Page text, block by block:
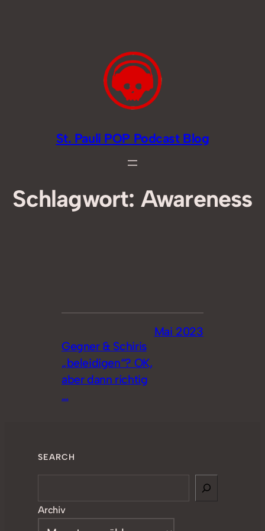
St. Pauli POP Podcast Blog
Schlagwort: Awareness
Gegner & Schiris
„beleidigen“? OK,
aber dann richtig
…
Mai 2023
SEARCH
Archiv